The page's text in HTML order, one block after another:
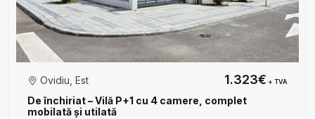
De închiriat – Vilă P+1 cu 4 camere, complet
mobilată și utilată
Ovidiu, Est 1.323€ + TVA